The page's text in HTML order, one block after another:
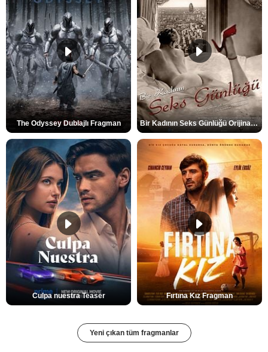
The Odyssey Dublajlı Fragman Bir Kadının Seks Günlüğü Orijinal Fragman
Culpa nuestra Teaser Fırtına Kız Fragman
Yeni çıkan tüm fragmanlar